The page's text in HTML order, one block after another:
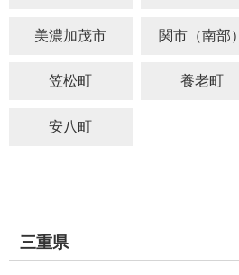
美濃加茂市 関市（南部）
笠松町 養老町
安八町
三重県